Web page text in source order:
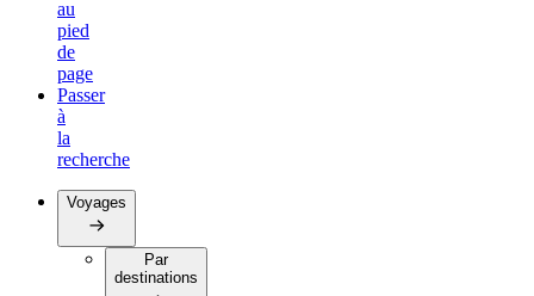
au
pied
de
page
Passer
à
la
recherche
Voyages
Par
destinations